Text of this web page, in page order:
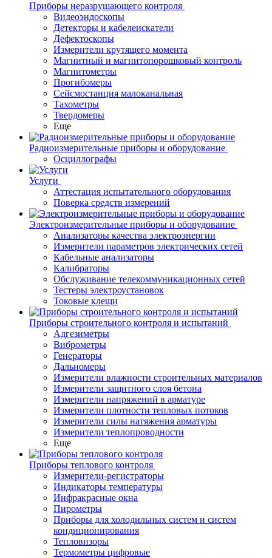
Приборы неразрушающего контроля
Видеоэндоскопы
Детекторы и кабелеискатели
Дефектоскопы
Измерители крутящего момента
Магнитный и магнитопорошковый контроль
Магнитометры
Прогибомеры
Сейсмостанция малоканальная
Тахометры
Твердомеры
Еще
Радиоизмерительные приборы и оборудование
Осциллографы
Услуги
Аттестация испытательного оборудования
Поверка средств измерений
Электроизмерительные приборы и оборудование
Анализаторы качества электроэнергии
Измерители параметров электрических сетей
Кабельные анализаторы
Калибраторы
Обслуживание телекоммуникационных сетей
Тестеры электроустановок
Токовые клещи
Приборы строительного контроля и испытаний
Адгезиметры
Виброметры
Генераторы
Дальномеры
Измерители влажности строительных материалов
Измерители защитного слоя бетона
Измерители напряжений в арматуре
Измерители плотности тепловых потоков
Измерители силы натяжения арматуры
Измерители теплопроводности
Еще
Приборы теплового контроля
Измерители-регистраторы
Индикаторы температуры
Инфракрасные окна
Пирометры
Приборы для холодильных систем и систем
кондиционирования
Тепловизоры
Термометры цифровые